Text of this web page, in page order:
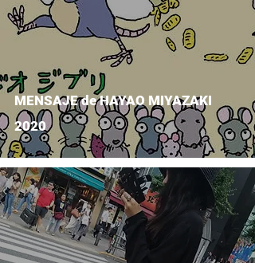
MENSAJE de HAYAO MIYAZAKI
2020